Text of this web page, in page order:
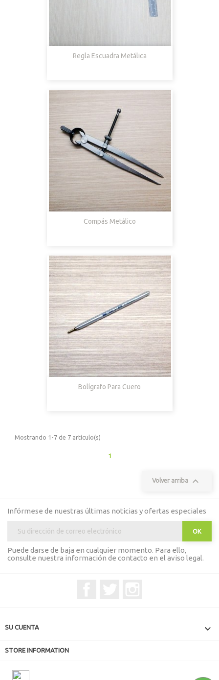
Regla Escuadra Metálica
Compás Metálico
Bolígrafo Para Cuero
Mostrando 1-7 de 7 artículo(s)
1
Volver arriba 
Infórmese de nuestras últimas noticias y ofertas especiales
Puede darse de baja en cualquier momento. Para ello,
consulte nuestra información de contacto en el aviso legal.
SU CUENTA 
STORE INFORMATION